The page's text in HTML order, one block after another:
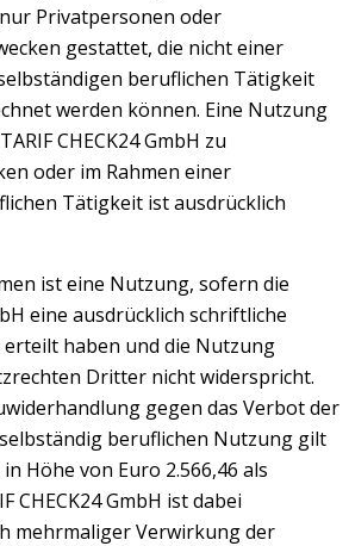
nur Privatpersonen oder
gestattet, die nicht einer
beruflichen Tätigkeit
werden können. Eine Nutzung
CHECK24 GmbH zu
oder im Rahmen einer
Tätigkeit ist ausdrücklich
ist eine Nutzung, sofern die
eine ausdrücklich schriftliche
haben und die Nutzung
Dritter nicht widerspricht.
gegen das Verbot der
beruflichen Nutzung gilt
Höhe von Euro 2.566,46 als
CHECK24 GmbH ist dabei
mehrmaliger Verwirkung der